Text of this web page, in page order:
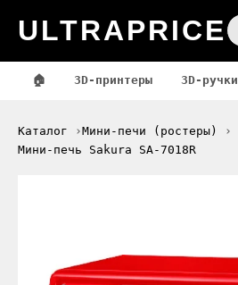
ULTRAPRICE
🏠 3D-принтеры 3D-ручки
Каталог
Мини-печи (ростеры)
Мини-печь Sakura SA-7018R